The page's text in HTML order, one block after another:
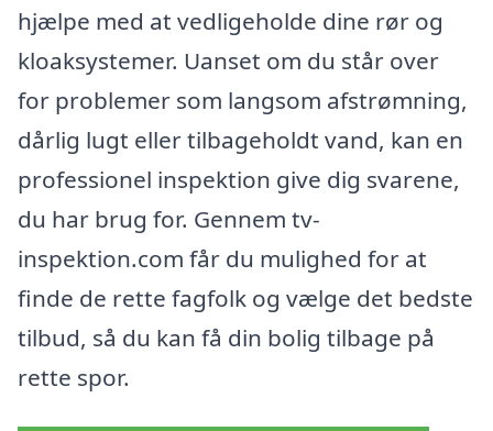
hjælpe med at vedligeholde dine rør og
kloaksystemer. Uanset om du står over
for problemer som langsom afstrømning,
dårlig lugt eller tilbageholdt vand, kan en
professionel inspektion give dig svarene,
du har brug for. Gennem tv-
inspektion.com får du mulighed for at
finde de rette fagfolk og vælge det bedste
tilbud, så du kan få din bolig tilbage på
rette spor.